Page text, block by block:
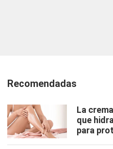
Recomendadas
La
que
para